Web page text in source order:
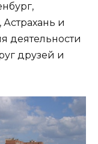
и
деятельности
друзей и